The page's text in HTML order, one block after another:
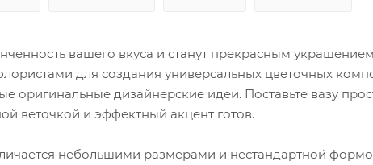
вашего вкуса и станут прекрасным
для создания универсальных цветочных
дизайнерские идеи. Поставьте вазу
веточкой и эффектный акцент готов.
небольшими размерами и нестандартной